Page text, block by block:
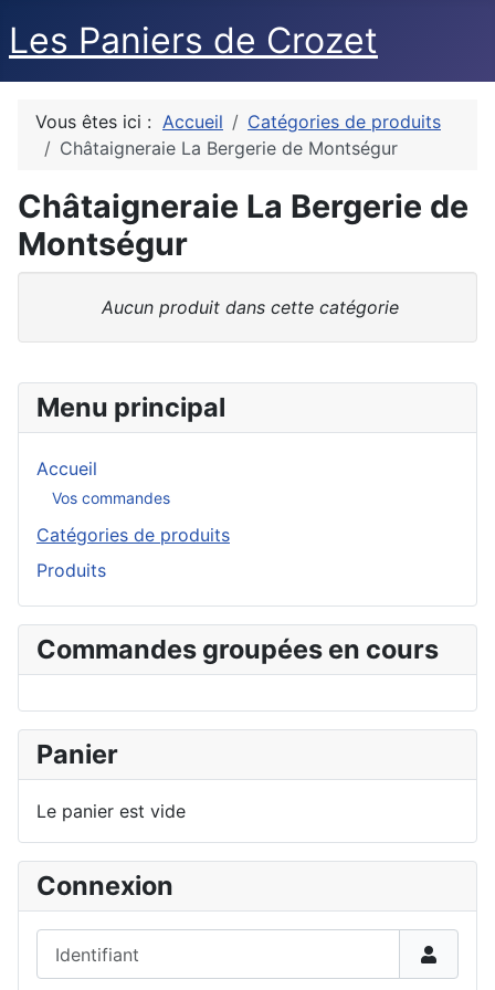
Les Paniers de Crozet
Vous êtes ici : Accueil
Catégories de produits
Châtaigneraie La Bergerie de Montségur
Châtaigneraie La Bergerie de
Montségur
Aucun produit dans cette catégorie
Menu principal
Accueil
Vos commandes
Catégories de produits
Produits
Commandes groupées en cours
Panier
Le panier est vide
Connexion